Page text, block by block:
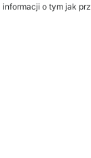
informacji o tym jak